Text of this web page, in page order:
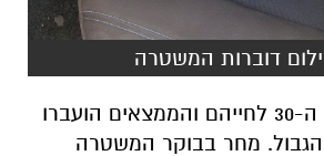
דוברות המשטרה
החשודים, בשנות ה-30 לחייהם והממצאים הועברו
מחר בבוקר המשטרה